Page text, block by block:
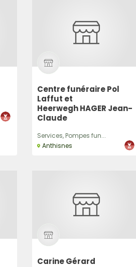
Centre funéraire Pol
Laffut et
Heerwegh HAGER Jean-
Claude
Services, Pompes fun...
Anthisnes
Carine Gérard